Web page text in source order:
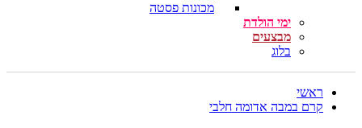
מכונות פסטה
ימי הולדת
מבצעים
בלוג
ראשי
קרם במבה אדומה חלבי